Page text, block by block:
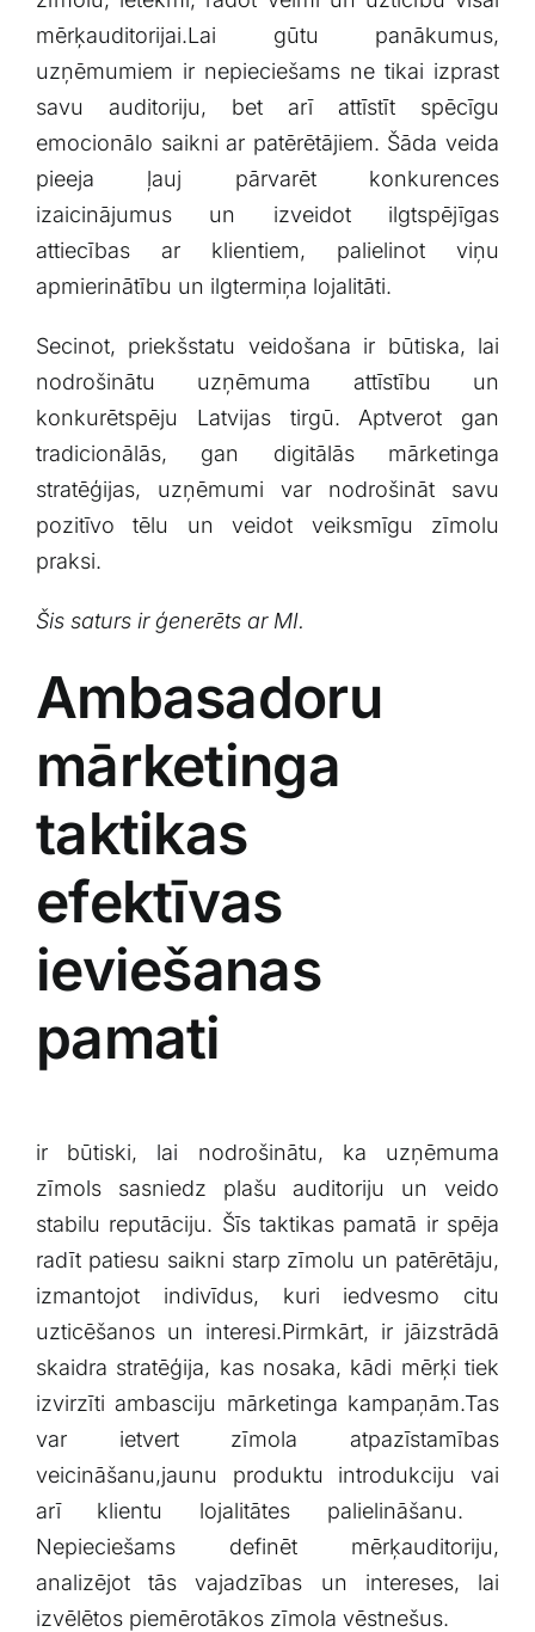
mērķauditorijai.Lai ​gūtu panākumus,
uzņēmumiem ⁤ir nepieciešams​ ne‌ tikai izprast
savu auditoriju, bet arī attīstīt spēcīgu
‍emocionālo saikni ar patērētājiem. Šāda veida
pieeja ļauj⁤ pārvarēt⁢ konkurences
izaicinājumus un izveidot‍ ilgtspējīgas
attiecības ar klientiem, palielinot viņu
apmierinātību un⁢ ilgtermiņa lojalitāti.
Secinot, priekšstatu veidošana ir būtiska, lai
nodrošinātu ‌uzņēmuma attīstību un
konkurētspēju Latvijas tirgū. ‌Aptverot gan‌
tradicionālās, gan digitālās mārketinga
stratēģijas, uzņēmumi var nodrošināt savu
pozitīvo tēlu ‍un veidot veiksmīgu zīmolu
praksi.
Šis saturs ir ģenerēts ar MI.
Ambasadoru
mārketinga
taktikas
efektīvas‍
ieviešanas
pamati
ir būtiski, ‍lai nodrošinātu, ka uzņēmuma
zīmols sasniedz⁤ plašu ​auditoriju un veido
stabilu ‌reputāciju. Šīs taktikas⁤ pamatā ‌ir spēja
radīt patiesu saikni starp zīmolu un patērētāju,
izmantojot indivīdus, kuri iedvesmo‍ citu
uzticēšanos un interesi.Pirmkārt,​ ir jāizstrādā
skaidra stratēģija, ‍kas nosaka, kādi⁤ mērķi tiek
izvirzīti ambasciju mārketinga‍ kampaņām.Tas
var ietvert zīmola atpazīstamības
veicināšanu,jaunu⁤ produktu introdukciju vai
arī ⁢klientu ‍lojalitātes palielināšanu. ​
Nepieciešams⁣ definēt mērķauditoriju,⁢
analizējot tās vajadzības un intereses, lai
izvēlētos piemērotākos zīmola vēstnešus.